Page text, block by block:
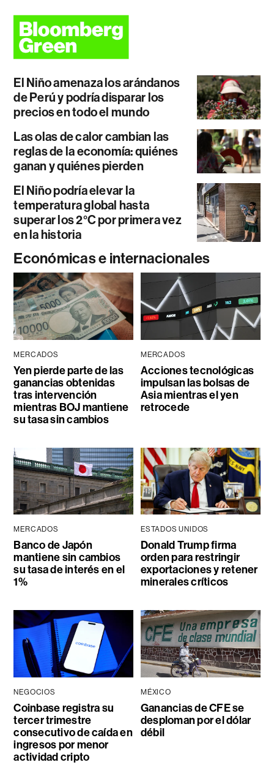
El Niño amenaza los arándanos
de Perú y podría disparar los
precios en todo el mundo
Las olas de calor cambian las
reglas de la economía: quiénes
ganan y quiénes pierden
El Niño podría elevar la
temperatura global hasta
superar los 2°C por primera vez
en la historia
Económicas e internacionales
MERCADOS
Yen pierde parte de las
ganancias obtenidas
tras intervención
mientras BOJ mantiene
su tasa sin cambios
MERCADOS
Acciones tecnológicas
impulsan las bolsas de
Asia mientras el yen
retrocede
MERCADOS
Banco de Japón
mantiene sin cambios
su tasa de interés en el
1%
ESTADOS UNIDOS
Donald Trump firma
orden para restringir
exportaciones y retener
minerales críticos
NEGOCIOS
Coinbase registra su
tercer trimestre
consecutivo de caída en
ingresos por menor
actividad cripto
MÉXICO
Ganancias de CFE se
desploman por el dólar
débil